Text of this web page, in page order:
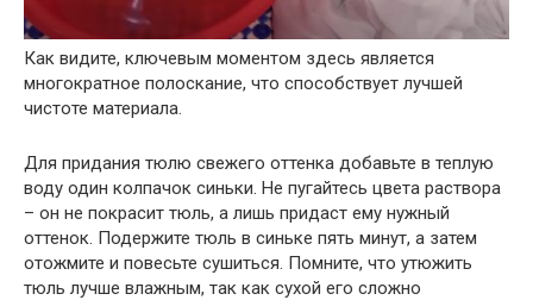
Как видите, ключевым моментом здесь является
многократное полоскание, что способствует лучшей
чистоте материала.
Для придания тюлю свежего оттенка добавьте в теплую
воду один колпачок синьки. Не пугайтесь цвета раствора
– он не покрасит тюль, а лишь придаст ему нужный
оттенок. Подержите тюль в синьке пять минут, а затем
отожмите и повесьте сушиться. Помните, что утюжить
тюль лучше влажным, так как сухой его сложно